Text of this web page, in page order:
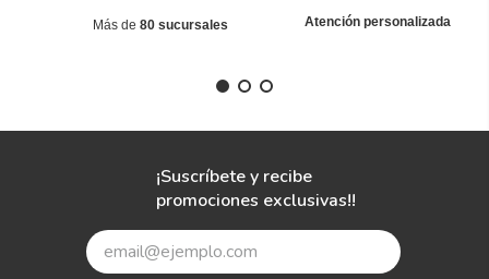
Más de 80 sucursales Atención personalizada
¡Suscríbete y recibe
promociones exclusivas!!